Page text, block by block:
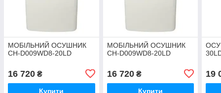
МОБІЛЬНИЙ ОСУШНИК
CH-D009WD8-20LD
16 720 ₴
Купити
МОБІЛЬНИЙ ОСУШНИК
CH-D009WD8-20LD
16 720₴
Купити
19